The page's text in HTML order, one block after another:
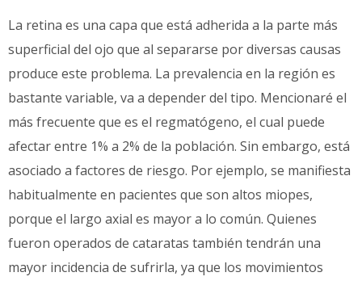
La retina es una capa que está adherida a la parte más
superficial del ojo que al separarse por diversas causas
produce este problema. La prevalencia en la región es
bastante variable, va a depender del tipo. Mencionaré el
más frecuente que es el regmatógeno, el cual puede
afectar entre 1% a 2% de la población. Sin embargo, está
asociado a factores de riesgo. Por ejemplo, se manifiesta
habitualmente en pacientes que son altos miopes,
porque el largo axial es mayor a lo común. Quienes
fueron operados de cataratas también tendrán una
mayor incidencia de sufrirla, ya que los movimientos